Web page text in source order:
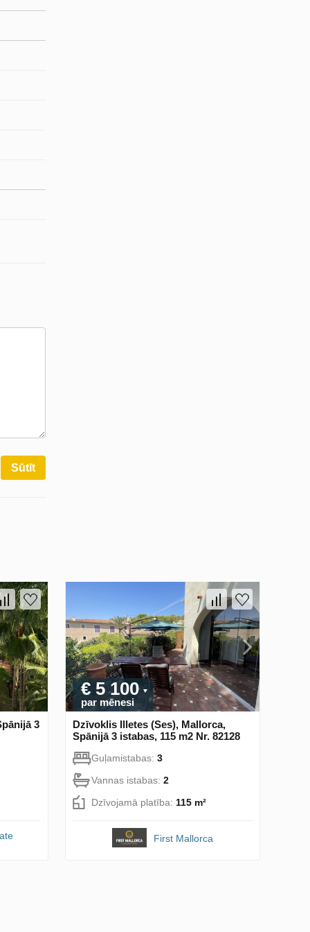
Sūtīt
3
€ 5 100
par mēnesi
Dzīvoklis Illetes (Ses), Mallorca,
Spānijā 3 istabas, 115 m2 Nr. 82128
Guļamistabas: 3
Vannas istabas: 2
Dzīvojamā platība: 115 m²
First Mallorca